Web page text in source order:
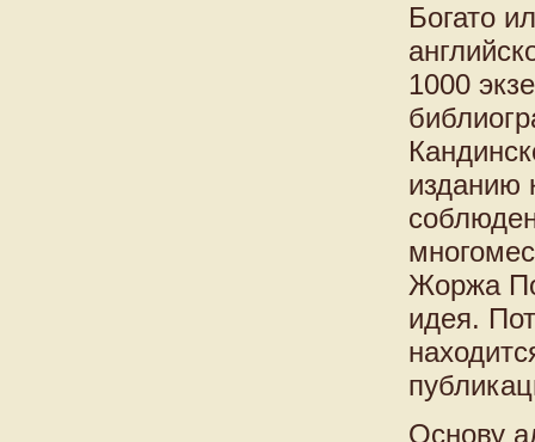
Богато
1000
изданию
Жоржа
идея.
Основу